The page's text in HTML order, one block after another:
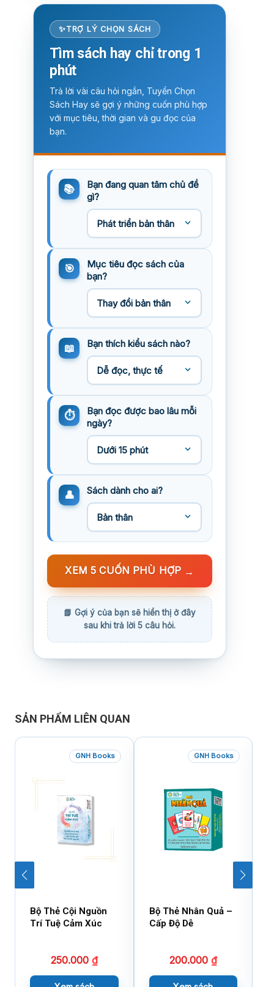
TRỢ LÝ CHỌN SÁCH
Tìm sách hay chỉ trong 1
phút
Trả lời vài câu hỏi ngắn, Tuyển Chọn
Sách Hay sẽ gợi ý những cuốn phù hợp
với mục tiêu, thời gian và gu đọc của
bạn.
Bạn đang quan tâm chủ đề
gì?
Mục tiêu đọc sách của
bạn?
Bạn thích kiểu sách nào?
Bạn đọc được bao lâu mỗi
ngày?
Sách dành cho ai?
XEM 5 CUỐN PHÙ HỢP →
SẢN PHẨM LIÊN QUAN
GNH Books
Bộ Thẻ Cội Nguồn
Trí Tuệ Cảm Xúc
250.000 ₫
GNH Books
Bộ Thẻ Nhân Quả –
Cấp Độ Dễ
200.000 ₫